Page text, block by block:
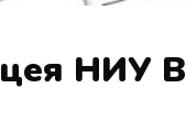
НИУ